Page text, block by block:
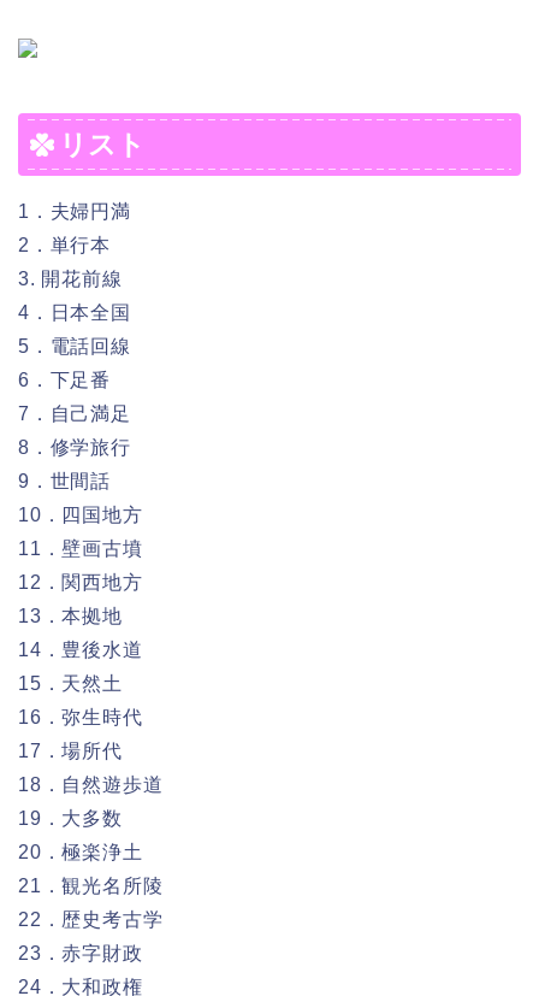
リスト
1．夫婦円満
2．単行本
3. 開花前線
4．日本全国
5．電話回線
6．下足番
7．自己満足
8．修学旅行
9．世間話
10．四国地方
11．壁画古墳
12．関西地方
13．本拠地
14．豊後水道
15．天然土
16．弥生時代
17．場所代
18．自然遊歩道
19．大多数
20．極楽浄土
21．観光名所陵
22．歴史考古学
23．赤字財政
24．大和政権